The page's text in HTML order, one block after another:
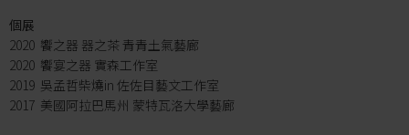
個展
2020 饗之器 器之茶 青青土氣藝廊
2020 饗宴之器 實森工作室
2019 吳孟哲柴燒in 佐佐目藝文工作室
2017 美國阿拉巴馬州 蒙特瓦洛大學藝廊